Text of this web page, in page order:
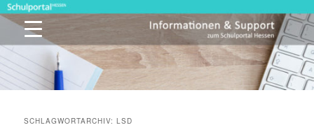
Zum
primären
springen
Zum
sekundären
springenSchulportal Hessen
SCHLAGWORTARCHIV:LSD